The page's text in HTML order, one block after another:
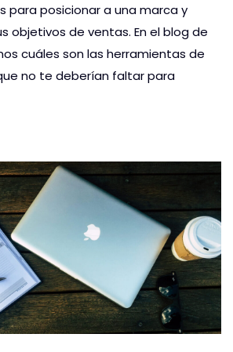
para posicionar a una marca y
objetivos de ventas. En el blog de
cuáles son las herramientas de
no te deberían faltar para